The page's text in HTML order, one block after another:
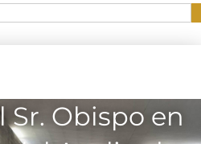
Obispo en